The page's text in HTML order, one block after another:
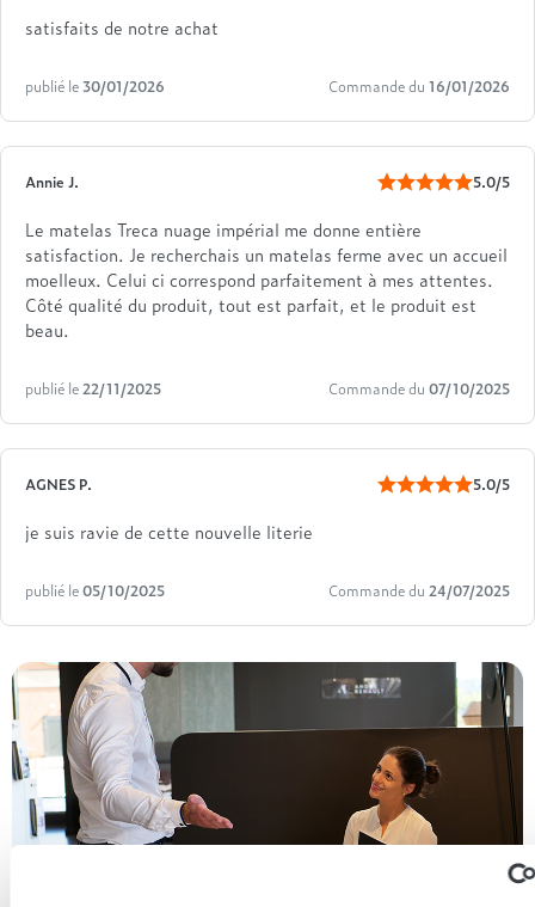
satisfaits de notre achat
publié le 30/01/2026 Commande du 16/01/2026
Annie J. 5.0/5
Le matelas Treca nuage impérial me donne entière
satisfaction. Je recherchais un matelas ferme avec un accueil
moelleux. Celui ci correspond parfaitement à mes attentes.
Côté qualité du produit, tout est parfait, et le produit est
beau.
publié le22/11/2025 Commande du 07/10/2025
AGNES P. 5.0/5
je suis ravie de cette nouvelle literie
publié le05/10/2025 Commande du 24/07/2025